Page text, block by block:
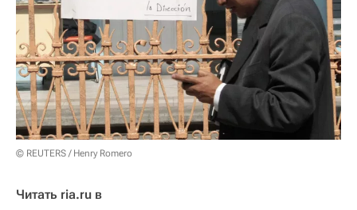
© REUTERS / Henry Romero
Читать ria.ru в